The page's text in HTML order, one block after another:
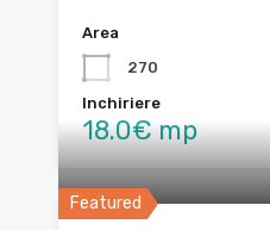
Area
270
Inchiriere
18.0€ mp
Featured